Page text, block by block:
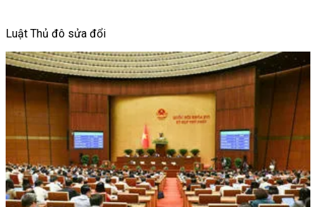
Luật Thủ đô sửa đổi